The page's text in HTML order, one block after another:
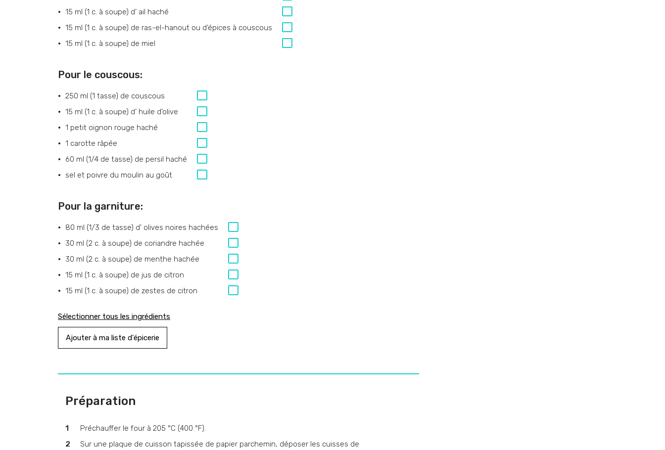
15 ml (1 c. à soupe) d’ ail haché
15 ml (1 c. à soupe) de ras-el-hanout ou d’épices à couscous
15 ml (1 c. à soupe) de miel
Pour le couscous:
250 ml (1 tasse) de couscous
15 ml (1 c. à soupe) d’ huile d’olive
1 petit oignon rouge haché
1 carotte râpée
60 ml (1/4 de tasse) de persil haché
sel et poivre du moulin au goût
Pour la garniture:
80 ml (1/3 de tasse) d’ olives noires hachées
30 ml (2 c. à soupe) de coriandre hachée
30 ml (2 c. à soupe) de menthe hachée
15 ml (1 c. à soupe) de jus de citron
15 ml (1 c. à soupe) de zestes de citron
Sélectionner tous les ingrédients
Ajouter à ma liste d'épicerie
Préparation
Préchauffer le four à 205 °C (400 °F).
Sur une plaque de cuisson tapissée de papier parchemin, déposer les cuisses de